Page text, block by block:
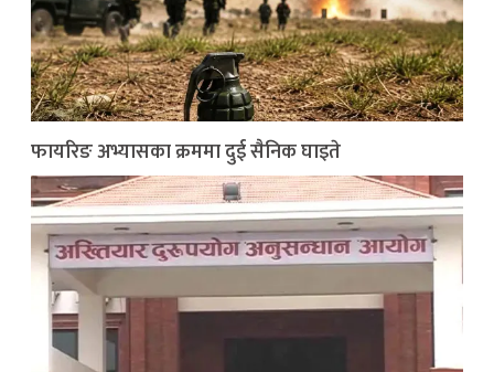
फायरिङ अभ्यासका क्रममा दुई सैनिक घाइते